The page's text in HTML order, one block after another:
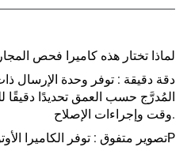
لماذا تختار هذه كاميرا فحص
دقة دقيقة
المُدرَّج حسب العمق تحديدًا دقيقًا
وقت وإجراءات الإصلاح.
تصوير متفوق